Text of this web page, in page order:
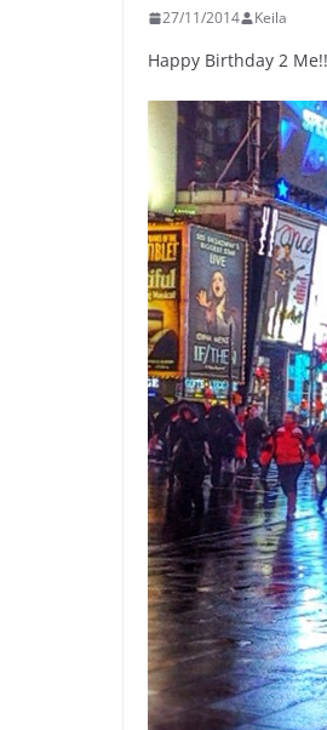
27/11/2014 Keila
Happy Birthday 2